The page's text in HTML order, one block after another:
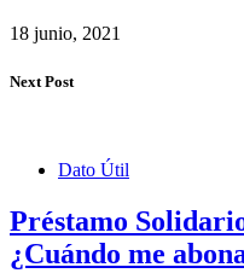
18 junio, 2021
Next Post
Dato Útil
Préstamo
¿Cuándo me